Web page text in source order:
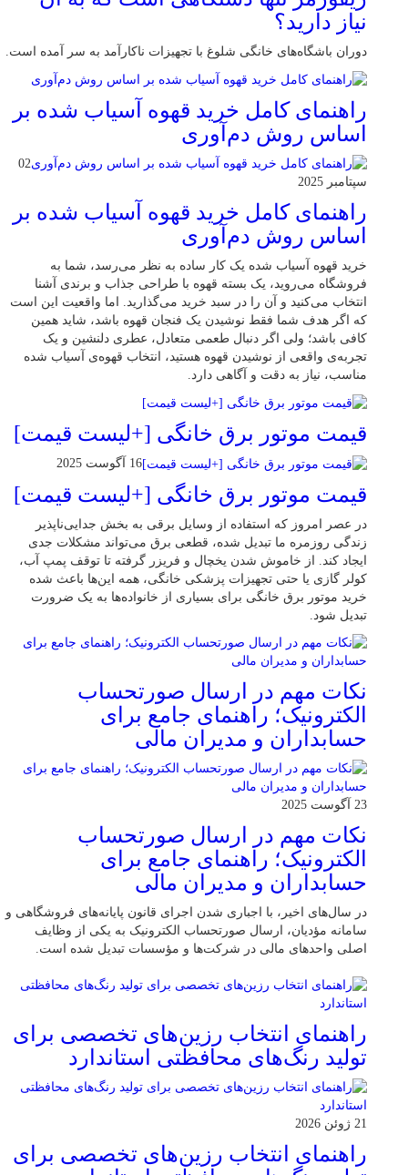
نیاز دارید؟
دوران باشگاه‌های خانگی شلوغ با تجهیزات ناکارآمد به سر آمده است.
راهنمای کامل خرید قهوه آسیاب شده بر
اساس روش دم‌آوری
02
سپتامبر 2025
راهنمای کامل خرید قهوه آسیاب شده بر
اساس روش دم‌آوری
خرید قهوه آسیاب شده یک کار ساده به نظر می‌رسد، شما به
فروشگاه می‌روید، یک بسته قهوه با طراحی جذاب و برندی آشنا
انتخاب می‌کنید و آن را در سبد خرید می‌گذارید. اما واقعیت این است
که اگر هدف شما فقط نوشیدن یک فنجان قهوه باشد، شاید همین
کافی باشد؛ ولی اگر دنبال طعمی متعادل، عطری دلنشین و یک
تجربه‌ی واقعی از نوشیدن قهوه هستید، انتخاب قهوه‌ی آسیاب شده
مناسب، نیاز به دقت و آگاهی دارد.
قیمت موتور برق خانگی [+لیست قیمت]
16 آگوست 2025
قیمت موتور برق خانگی [+لیست قیمت]
در عصر امروز که استفاده از وسایل برقی به بخش جدایی‌ناپذیر
زندگی روزمره ما تبدیل شده، قطعی برق می‌تواند مشکلات جدی
ایجاد کند. از خاموش شدن یخچال و فریزر گرفته تا توقف پمپ آب،
کولر گازی یا حتی تجهیزات پزشکی خانگی، همه این‌ها باعث شده
خرید موتور برق خانگی برای بسیاری از خانواده‌ها به یک ضرورت
تبدیل شود.
نکات مهم در ارسال صورتحساب
الکترونیک؛ راهنمای جامع برای
حسابداران و مدیران مالی
23 آگوست 2025
نکات مهم در ارسال صورتحساب
الکترونیک؛ راهنمای جامع برای
حسابداران و مدیران مالی
در سال‌های اخیر، با اجباری شدن اجرای قانون پایانه‌های فروشگاهی و
سامانه مؤدیان، ارسال صورتحساب الکترونیک به یکی از وظایف
اصلی واحدهای مالی در شرکت‌ها و مؤسسات تبدیل شده است.
راهنمای انتخاب رزین‌های تخصصی برای
تولید رنگ‌های محافظتی استاندارد
21 ژوئن 2026
راهنمای انتخاب رزین‌های تخصصی برای